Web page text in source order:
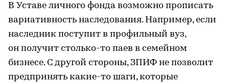
В Уставе личного фонда возможно прописать
вариативность наследования. Например, если
наследник поступит в профильный вуз,
он получит столько-то паев в семейном
бизнесе. С другой стороны, ЗПИФ не позволит
предпринять какие-то шаги, которые